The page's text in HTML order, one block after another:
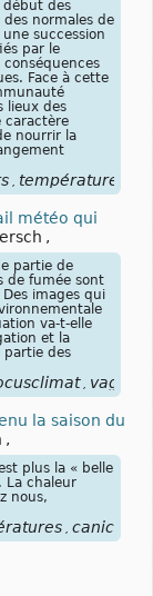
début des
des normales de
succession
par le
Face à cette
lieux des
caractère
nourrir la
températures
météo qui
,
partie de
de fumée sont
images qui
va-t-elle
et la
partie des
vagues
la saison du
,
plus la « belle
La chaleur
nous,
canicules